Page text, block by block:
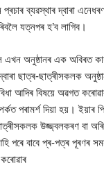
ব্যৱস্থাৰ দ্বাৰা
যত্নপৰ হ’ব লাগিব।
অনুষ্ঠানৰ এক অবিৰত
ছাত্ৰ-ছাত্ৰীসকলক
আদিৰ বিষয়ে অৱগত
পৰামৰ্শ দিয়া হয়। ইয়াৰ
উজ্জ্বলকৰণ বা
পৰে বাবে প্ৰ-পত্ৰ পূৰণৰ